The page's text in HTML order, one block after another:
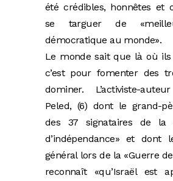
été crédibles, honnêtes et
se targuer de
démocratique au monde».
Le monde sait que là où ils
c’est pour fomenter des
dominer. L’activiste-
Peled, (6) dont le grand-
des 37 signataires de la
d’indépendance» et dont
général lors de la «Guerre
reconnaît «qu’Israël est